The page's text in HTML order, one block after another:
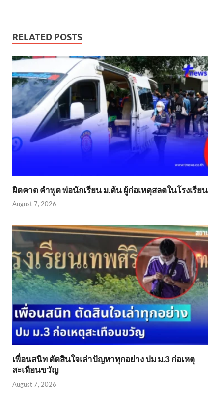
RELATED POSTS
ผิดคาด คำพูด พ่อนักเรียน ม.ต้น ผู้ก่อเหตุสลดในโรงเรียน
August 7, 2026
เพื่อนสนิท ตัดสินใจเล่าปัญหาทุกอย่าง ปม ม.3 ก่อเหตุ
สะเทือนขวัญ
August 7, 2026